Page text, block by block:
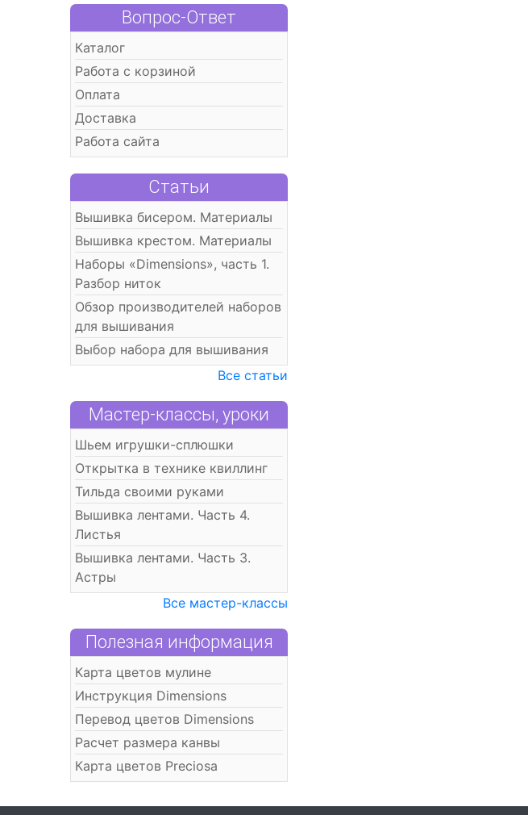
Вопрос-Ответ
Каталог
Работа с корзиной
Оплата
Доставка
Работа сайта
Статьи
Вышивка бисером. Материалы
Вышивка крестом. Материалы
Наборы «Dimensions», часть 1.
Разбор ниток
Обзор производителей наборов
для вышивания
Выбор набора для вышивания
Все статьи
Мастер-классы, уроки
Шьем игрушки-сплюшки
Открытка в технике квиллинг
Тильда своими руками
Вышивка лентами. Часть 4.
Листья
Вышивка лентами. Часть 3.
Астры
Все мастер-классы
Полезная информация
Карта цветов мулине
Инструкция Dimensions
Перевод цветов Dimensions
Расчет размера канвы
Карта цветов Preciosa